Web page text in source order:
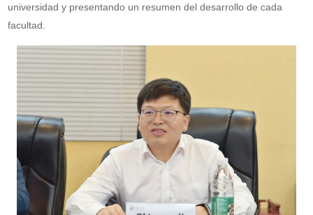
universidad y presentando un resumen del desarrollo de cada
facultad.